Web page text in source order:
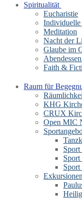
Spiritualität
Eucharistie
Individuelle
Meditation
Nacht der
Glaube im
Faith &
Raum für
KHG
CRUX
Open MIC
Exkursionen